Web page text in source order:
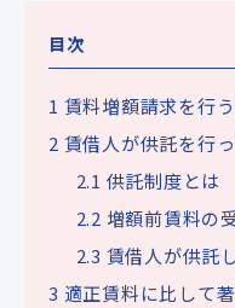
目次
1 賃料増額請求を行
2 賃借人が供託を行
2.1 供託制度とは
2.2 増額前賃料の
2.3 賃借人が供託
3 適正賃料に比して